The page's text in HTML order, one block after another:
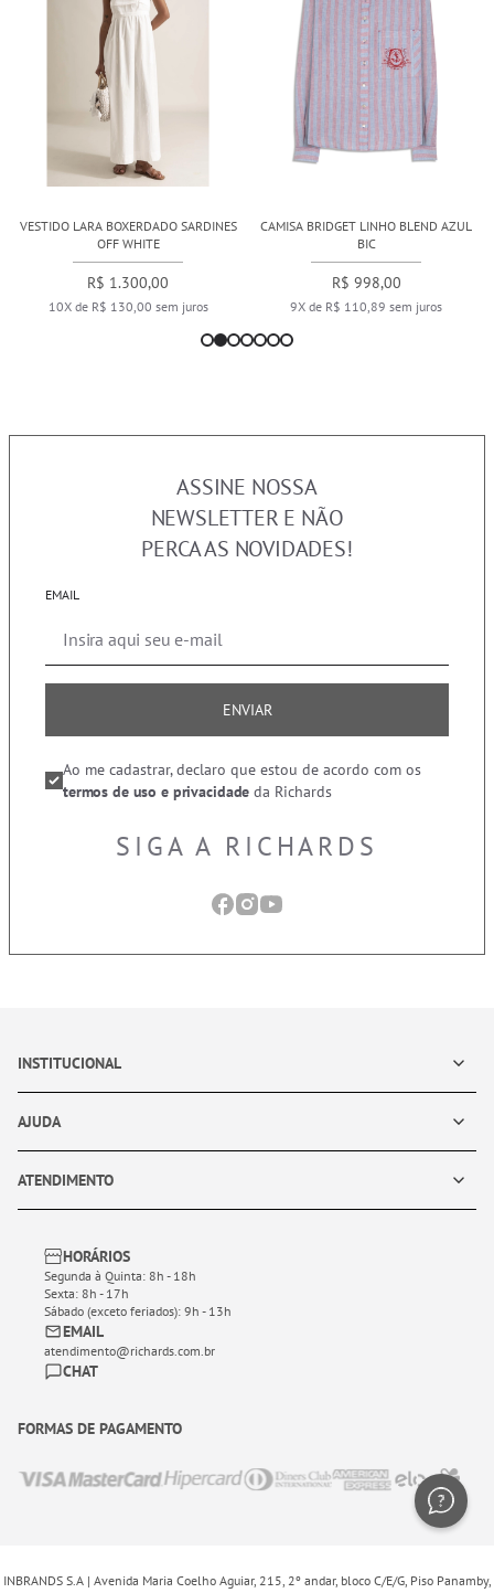
VESTIDO LARA BOXERDADO SARDINES
OFF WHITE
R$ 1.300,00
10X de R$ 130,00 sem juros
CAMISA BRIDGET LINHO BLEND AZUL
BIC
R$ 998,00
9X de R$ 110,89 sem juros
ASSINE NOSSA
NEWSLETTER E NÃO
PERCA AS NOVIDADES!
EMAIL
ENVIAR
Ao me cadastrar, declaro que estou de acordo com os
termos de uso e privacidade da Richards
SIGA A RICHARDS
INSTITUCIONAL
AJUDA
ATENDIMENTO
HORÁRIOS
Segunda à Quinta: 8h - 18h
Sexta: 8h - 17h
Sábado (exceto feriados): 9h - 13h
EMAIL
atendimento@richards.com.br
CHAT
FORMAS DE PAGAMENTO
INBRANDS S.A | Avenida Maria Coelho Aguiar, 215, 2º andar, bloco C/E/G, Piso Panamby,